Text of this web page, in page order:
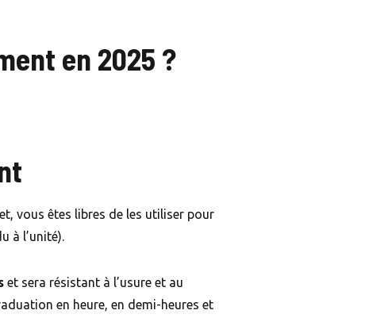
en 2025 ?
vous êtes libres de les utiliser pour
à l’unité).
et sera résistant à l’usure et au
en heure, en demi-heures et